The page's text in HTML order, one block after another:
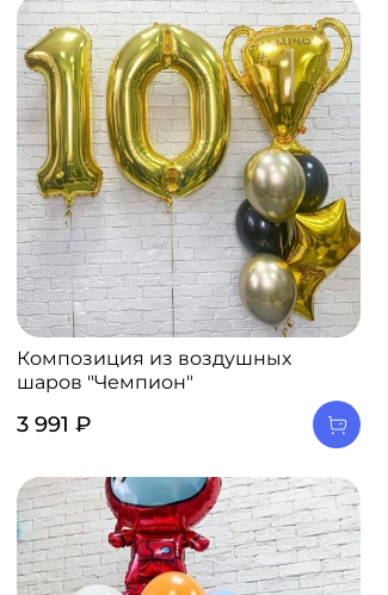
Композиция из воздушных
шаров "Чемпион"
3 991 ₽